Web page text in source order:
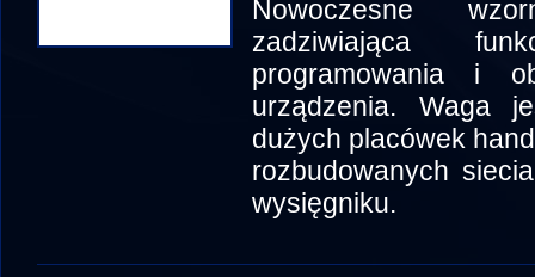
Nowoczesne
zadziwiająca
programowania i
urządzenia. Waga
dużych placówek
rozbudowanych
wysięgniku.